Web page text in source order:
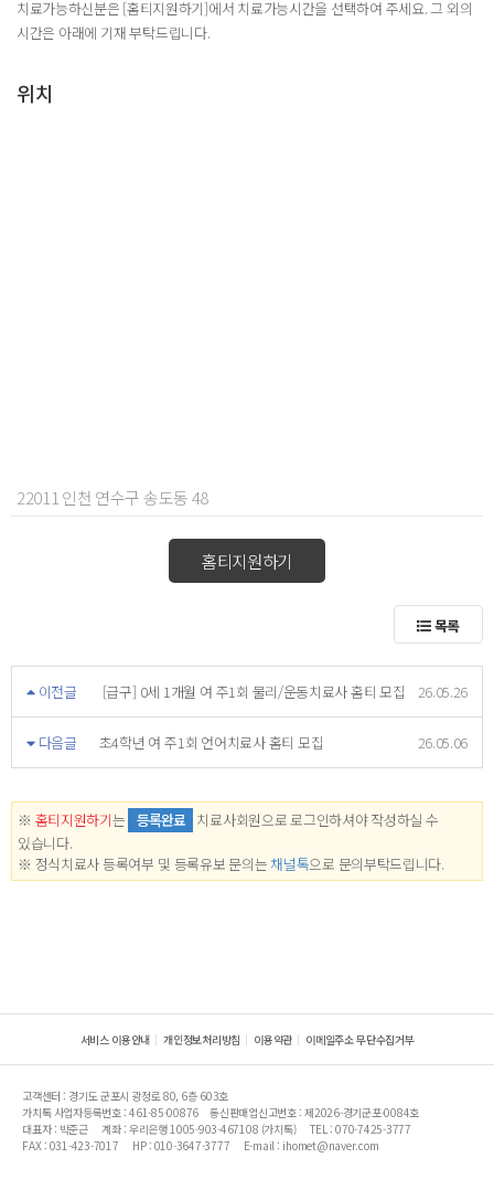
치료가능하신분은 [홈티지원하기]에서 치료가능시간을 선택하여 주세요. 그 외의
시간은 아래에 기재 부탁드립니다.
위치
22011 인천 연수구 송도동 48
홈티지원하기
목록
이전글 [급구] 0세 1개월 여 주1회 물리/운동치료사 홈티 모집 26.05.26
다음글 초4학년 여 주1회 언어치료사 홈티 모집 26.05.06
※ 홈티지원하기는 등록완료 치료사회원으로 로그인하셔야 작성하실 수
있습니다.
※ 정식치료사 등록여부 및 등록유보 문의는 채널톡으로 문의부탁드립니다.
서비스 이용안내 개인정보처리방침 이용약관 이메일주소 무단수집거부
고객센터 : 경기도 군포시 광정로 80, 6층 603호
가치톡 사업자등록번호 : 461-85-00876
통신판매업신고번호 : 제2026-경기군포-0084호
대표자 : 박준근
계좌 : 우리은행 1005-903-467108 (가치톡)
TEL : 070-7425-3777
FAX : 031-423-7017
HP : 010-3647-3777 E-mail : ihomet@naver.com